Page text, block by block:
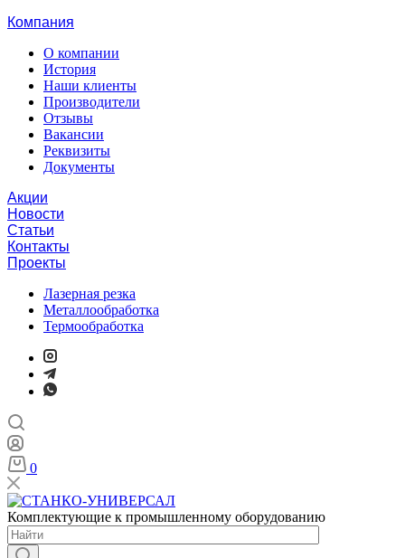
Компания
О компании
История
Наши клиенты
Производители
Отзывы
Вакансии
Реквизиты
Документы
Акции
Новости
Статьи
Контакты
Проекты
Лазерная резка
Металлообработка
Термообработка
0
Комплектующие к промышленному оборудованию